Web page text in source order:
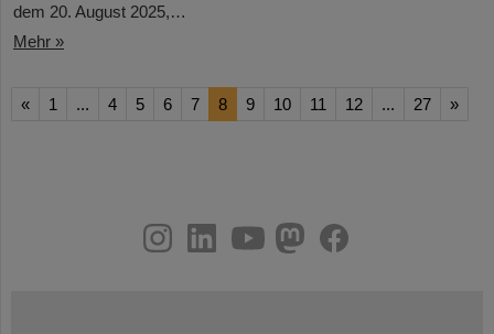
dem 20. August 2025,…
Mehr »
« 1 ... 4 5 6 7 8 9 10 11 12 ... 27 »
youtube
helmholtz.social
facebook